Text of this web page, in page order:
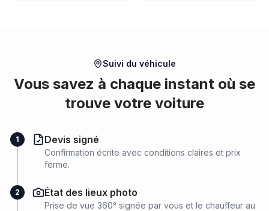
Suivi du véhicule
Vous savez à chaque instant où se
trouve votre voiture
1 Devis signé
Confirmation écrite avec conditions claires et prix
ferme.
2 État des lieux photo
Prise de vue 360° signée par vous et le chauffeur au